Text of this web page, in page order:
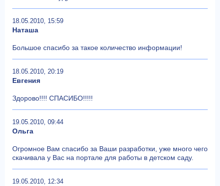
18.05.2010, 15:59
Наташа
Большое спасибо за такое количество информации!
18.05.2010, 20:19
Евгения
Здорово!!!! СПАСИБО!!!!!
19.05.2010, 09:44
Ольга
Огромное Вам спасибо за Ваши разработки, уже много чего
скачивала у Вас на портале для работы в детском саду.
19.05.2010, 12:34